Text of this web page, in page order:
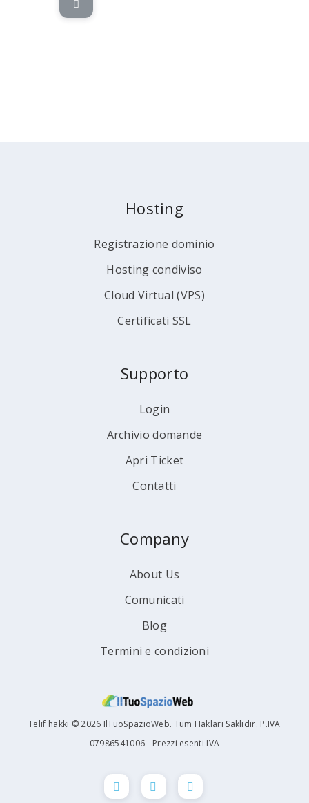
Hosting
Registrazione dominio
Hosting condiviso
Cloud Virtual (VPS)
Certificati SSL
Supporto
Login
Archivio domande
Apri Ticket
Contatti
Company
About Us
Comunicati
Blog
Termini e condizioni
Telif hakkı © 2026 IlTuoSpazioWeb. Tüm Hakları Saklıdır. P.IVA
07986541006 - Prezzi esenti IVA